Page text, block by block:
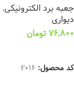
جعبه برد الکترونیکی,
دیواری
76,800 تومان
کد محصول: F016